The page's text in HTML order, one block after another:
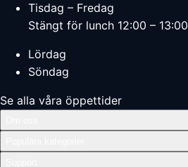
Tisdag – Fredag
Stängt för lunch 12:00 – 13:00
Lördag
Söndag
Se alla våra öppettider